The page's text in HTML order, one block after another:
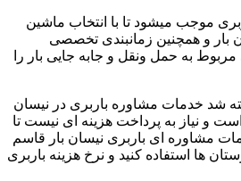
موجب میشود تا با انتخاب ماشین
بار و همچنین زمانبندی تخصصی
مربوط به حمل ونقل و جابه جایی بار را
شد خدمات مشاوره باربری در نیسان
است و نیاز به پرداخت هزینه ای نیست تا
مشاوره ای باربری نیسان بار قاسم
ها استفاده کنید و نرخ هزینه باربری